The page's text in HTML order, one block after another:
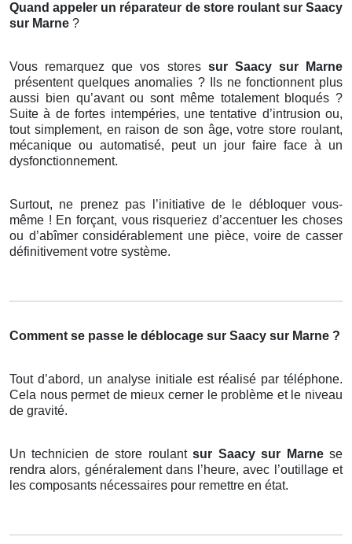
Quand appeler un réparateur de store roulant sur Saacy
sur Marne ?
Vous remarquez que vos stores sur Saacy sur Marne
présentent quelques anomalies ? Ils ne fonctionnent plus
aussi bien qu’avant ou sont même totalement bloqués ?
Suite à de fortes intempéries, une tentative d’intrusion ou,
tout simplement, en raison de son âge, votre store roulant,
mécanique ou automatisé, peut un jour faire face à un
dysfonctionnement.
Surtout, ne prenez pas l’initiative de le débloquer vous-
même ! En forçant, vous risqueriez d’accentuer les choses
ou d’abîmer considérablement une pièce, voire de casser
définitivement votre système.
Comment se passe le déblocage sur Saacy sur Marne ?
Tout d’abord, un analyse initiale est réalisé par téléphone.
Cela nous permet de mieux cerner le problème et le niveau
de gravité.
Un technicien de store roulantsur Saacy sur Marnese
rendra alors, généralement dans l’heure, avec l’outillage et
les composants nécessaires pour remettre en état.